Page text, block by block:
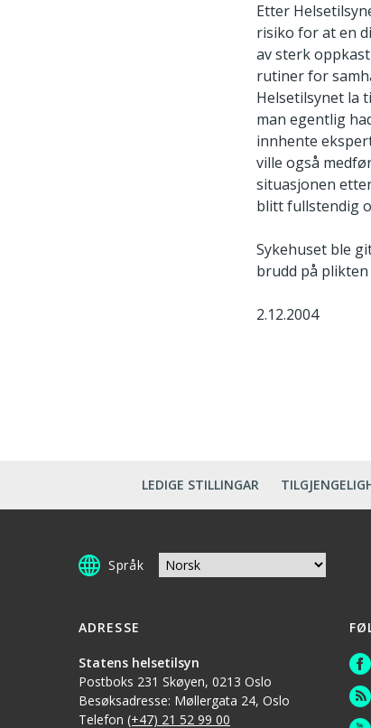
Etter
risiko for at en
av sterk
rutiner for
Helsetilsynet la
man egentlig
innhente
ville også
situasjonen
blitt fullstendig
Sykehuset ble
brudd på
2.12.2004
LEDIGE STILLINGAR
Språk
ADRESSE
Statens helsetilsyn
Postboks 231 Skøyen, 0213 Oslo
Besøksadresse: Møllergata 24, Oslo
Telefon (+47) 21 52 99 00